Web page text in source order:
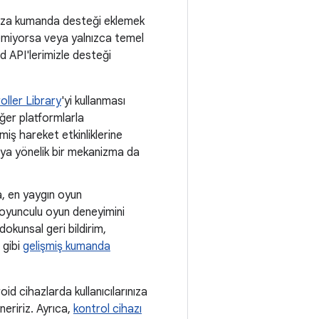
kumanda desteği eklemek
veya yalnızca temel
API'lerimizle desteği
Library'yi kullanması
platformlarla
hareket etkinliklerine
yönelik bir mekanizma da
en yaygın oyun
oyun deneyimini
geri bildirim,
gelişmiş kumanda
cihazlarda kullanıcılarınıza
Ayrıca, kontrol cihazı